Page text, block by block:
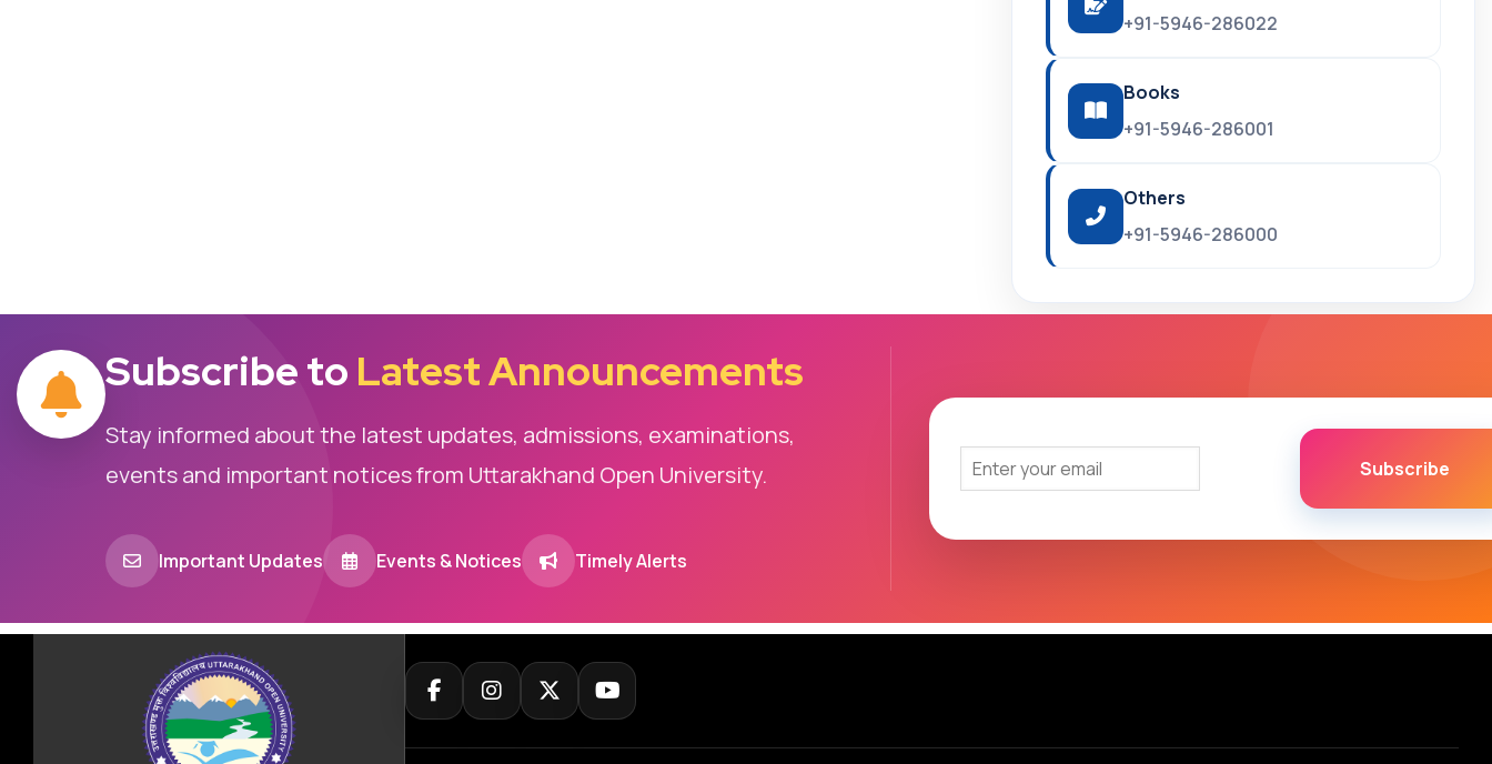
+91-5946-286022
Books
+91-5946-286001
Others
+91-5946-286000
Subscribe to Latest Announcements
Stay informed about the latest updates, admissions, examinations,
events and important notices from Uttarakhand Open University.
Important Updates Events & Notices Timely Alerts
Subscribe